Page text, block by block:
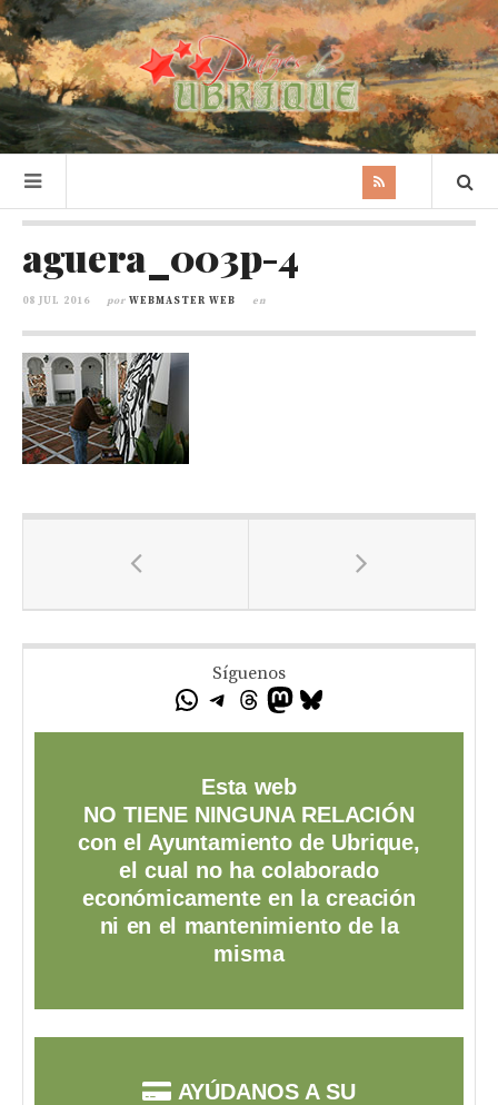
aguera_003p-4
08 JUL 2016 por WEBMASTER WEB en
Síguenos
Esta web
NO TIENE NINGUNA RELACIÓN
con el Ayuntamiento de Ubrique,
el cual no ha colaborado
económicamente en la creación
ni en el mantenimiento de la
misma
AYÚDANOS A SU